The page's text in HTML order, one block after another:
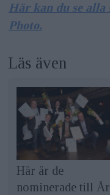
Här kan du se
Photo.
Läs även
Här är de
nominerade till